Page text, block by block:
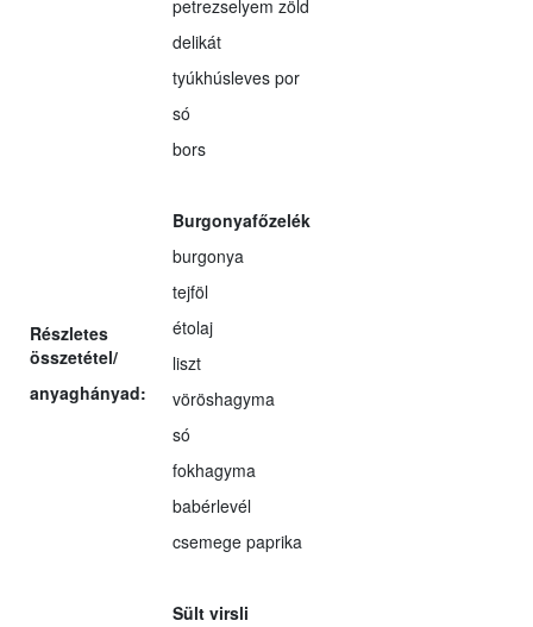
Részletes
összetétel/
anyaghányad:
petrezselyem zöld
delikát
tyúkhúsleves por
só
bors
Burgonyafőzelék
burgonya
tejföl
étolaj
liszt
vöröshagyma
só
fokhagyma
babérlevél
csemege paprika
Sült virsli